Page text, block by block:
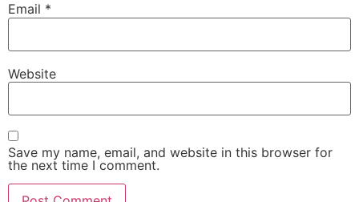
Email *
Website
Save my name, email, and website in this browser for
the next time I comment.